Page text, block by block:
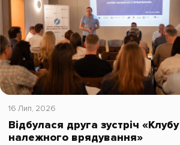
16 Лип, 2026
Відбулася друга зустріч «Клубу
належного врядування»